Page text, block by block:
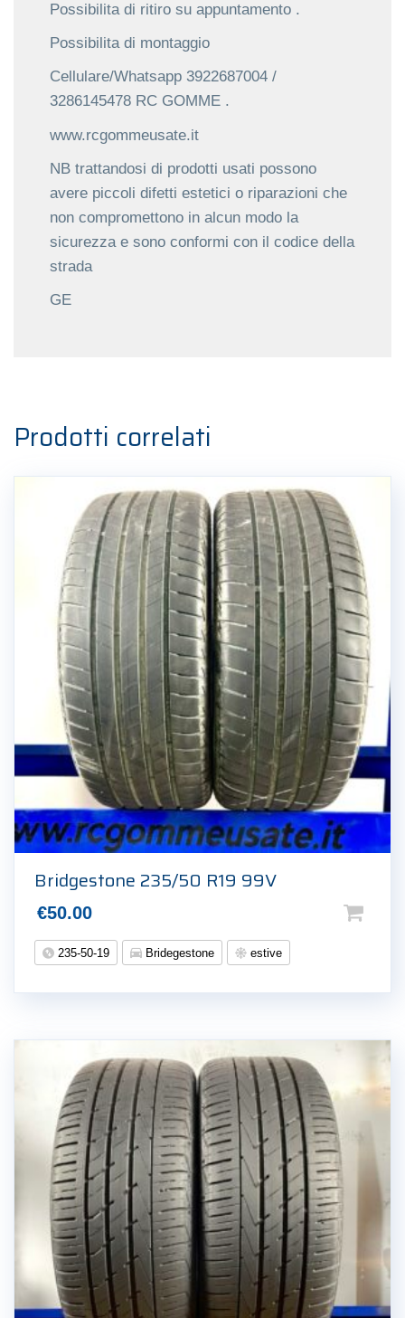
Possibilita di ritiro su appuntamento .
Possibilita di montaggio
Cellulare/Whatsapp 3922687004 /
3286145478 RC GOMME .
www.rcgommeusate.it
NB trattandosi di prodotti usati possono
avere piccoli difetti estetici o riparazioni che
non compromettono in alcun modo la
sicurezza e sono conformi con il codice della
strada
GE
Prodotti correlati
Bridgestone 235/50 R19 99V
€50.00
235-50-19 Bridegestone estive